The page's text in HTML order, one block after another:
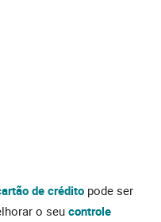
de crédito pode ser
o seu controle